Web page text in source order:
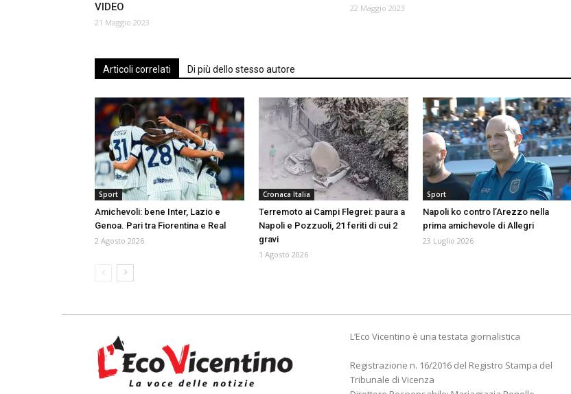
VIDEO
21 Maggio 2023
22 Maggio 2023
Articoli correlati Di più dello stesso autore
Sport
Amichevoli: bene Inter, Lazio e
Genoa. Pari tra Fiorentina e Real
2 Agosto 2026
Cronaca Italia
Terremoto ai Campi Flegrei: paura a
Napoli e Pozzuoli, 21 feriti di cui 2
gravi
1 Agosto 2026
Sport
Napoli ko contro l’Arezzo nella
prima amichevole di Allegri
23 Luglio 2026
L’Eco Vicentino è una testata giornalistica
Registrazione n. 16/2016 del Registro Stampa del
Tribunale di Vicenza